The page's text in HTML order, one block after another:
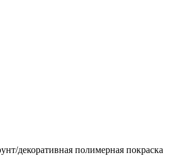
декоративная полимерная покраска